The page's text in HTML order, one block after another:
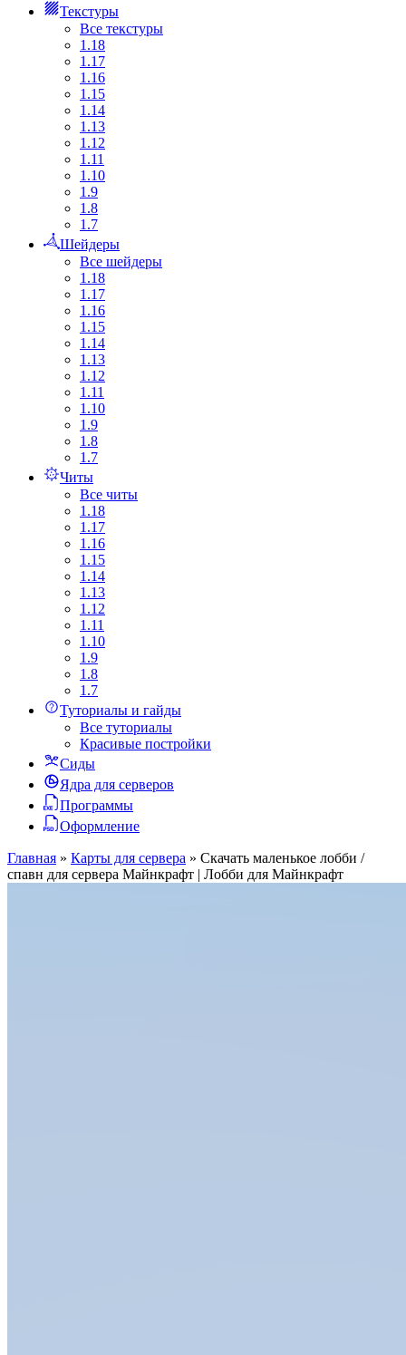
Текстуры
Все текстуры
1.18
1.17
1.16
1.15
1.14
1.13
1.12
1.11
1.10
1.9
1.8
1.7
Шейдеры
Все шейдеры
1.18
1.17
1.16
1.15
1.14
1.13
1.12
1.11
1.10
1.9
1.8
1.7
Читы
Все читы
1.18
1.17
1.16
1.15
1.14
1.13
1.12
1.11
1.10
1.9
1.8
1.7
Туториалы и гайды
Все туториалы
Красивые постройки
Сиды
Ядра для серверов
Программы
Оформление
Главная » Карты для сервера » Скачать маленькое лобби /
спавн для сервера Майнкрафт | Лобби для Майнкрафт